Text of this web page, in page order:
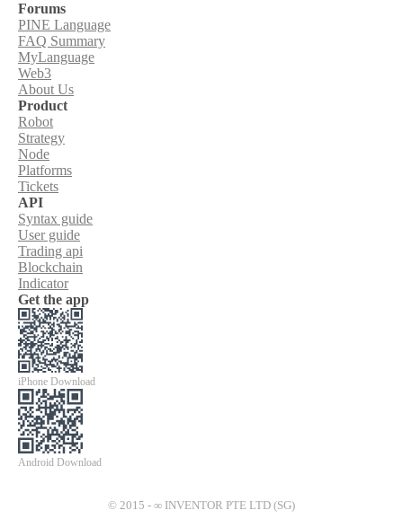
Forums
PINE Language
FAQ Summary
MyLanguage
Web3
About Us
Product
Robot
Strategy
Node
Platforms
Tickets
API
Syntax guide
User guide
Trading api
Blockchain
Indicator
Get the app
iPhone Download
Android Download
© 2015 - ∞ INVENTOR PTE LTD (SG)